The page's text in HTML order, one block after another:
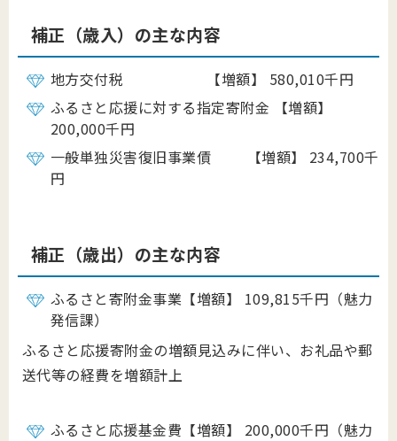
補正（歳入）の主な内容
地方交付税 【増額】 580,010千円
ふるさと応援に対する指定寄附金 【増額】
200,000千円
一般単独災害復旧事業債 【増額】 234,700千
円
補正（歳出）の主な内容
ふるさと寄附金事業【増額】 109,815千円（魅力
発信課）
ふるさと応援寄附金の増額見込みに伴い、お礼品や郵
送代等の経費を増額計上
ふるさと応援基金費【増額】 200,000千円（魅力